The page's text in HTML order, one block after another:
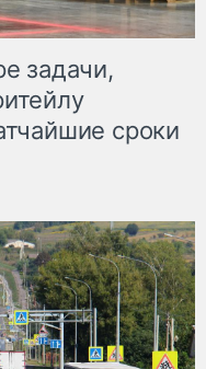
задачи,
сроки